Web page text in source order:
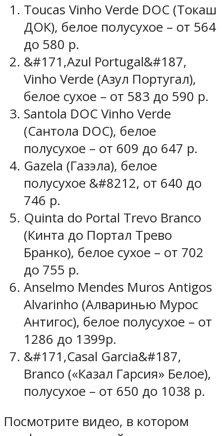
Toucas Vinho Verde DOC (Токаш
ДОК), белое полусухое – от 564
до 580 р.
&#171,Azul Portugal&#187,
Vinho Verde (Азул Португал),
белое сухое – от 583 до 590 р.
Santola DOC Vinho Verde
(Сантола DOC), белое
полусухое – от 609 до 647 р.
Gazela (Газэла), белое
полусухое &#8212, от 640 до
746 р.
Quinta do Portal Trevo Branco
(Кинта до Портал Трево
Бранко), белое сухое – от 702
до 755 р.
Anselmo Mendes Muros Antigos
Alvarinho (Алваринью Мурос
Антигос), белое полусухое – от
1286 до 1399р.
&#171,Casal Garcia&#187,
Branco («Казал Гарсия» Белое),
полусухое – от 650 до 1038 р.
Посмотрите видео, в котором